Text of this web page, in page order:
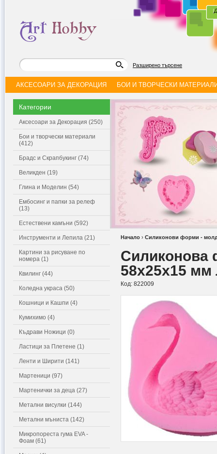
|
Разширено търсене
АКСЕСОАРИ ЗА ДЕКОРАЦИЯ БОИ И ТВОРЧЕСКИ
Категории
Аксесоари за Декорация (250)
Бои и творчески материали
(412)
Брадс и Скрапбукинг (74)
Великден (19)
Глина и Моделин (54)
Ембосинг и папки за релеф
(13)
Естествени камъни (592)
Инструменти и Лепила (21)
Картини за рисуване по
номера (1)
Квилинг (44)
Коледна украса (50)
Кошници и Кашпи (4)
Кумихимо (4)
Къдрави Ножици (0)
Ластици за Плетене (1)
Ленти и Ширити (141)
Мартеници (97)
Мартенички за деца (27)
Метални висулки (144)
Метални мъниста (142)
Микропореста гума EVA -
Фоам (61)
Начало › Силиконови форми -
Силиконова
58x25x15 мм
Код: 822009